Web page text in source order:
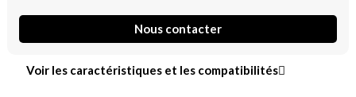
Nous contacter
Voir les caractéristiques et les compatibilités